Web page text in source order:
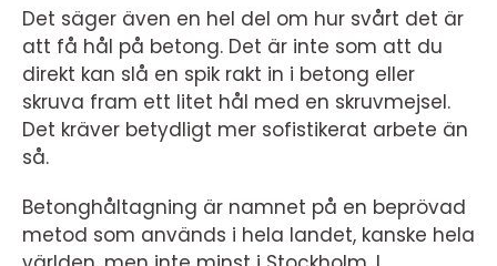
Det säger även en hel del om hur svårt det är
att få hål på betong. Det är inte som att du
direkt kan slå en spik rakt in i betong eller
skruva fram ett litet hål med en skruvmejsel.
Det kräver betydligt mer sofistikerat arbete än
så.
Betonghåltagning är namnet på en beprövad
metod som används i hela landet, kanske hela